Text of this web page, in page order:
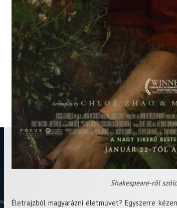
Shakespeare-ről
Életrajzból magyarázni életművet? Egyszerre